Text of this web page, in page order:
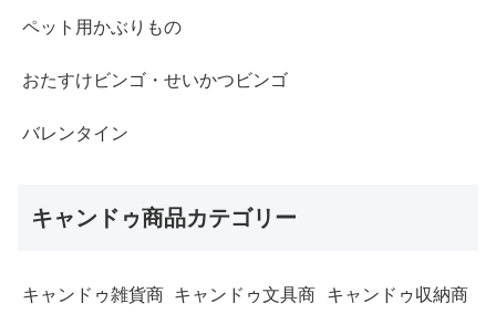
ペット用かぶりもの
おたすけビンゴ・せいかつビンゴ
バレンタイン
キャンドゥ商品カテゴリー
キャンドゥ雑貨商 キャンドゥ文具商
キャンドゥ収納商